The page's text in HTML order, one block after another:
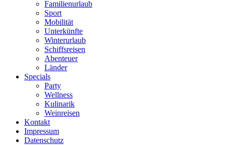
Familienurlaub
Sport
Mobilität
Unterkünfte
Winterurlaub
Schiffsreisen
Abenteuer
Länder
Specials
Party
Wellness
Kulinarik
Weinreisen
Kontakt
Impressum
Datenschutz